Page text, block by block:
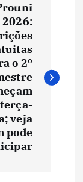
2026:
o 2º
veja
pode